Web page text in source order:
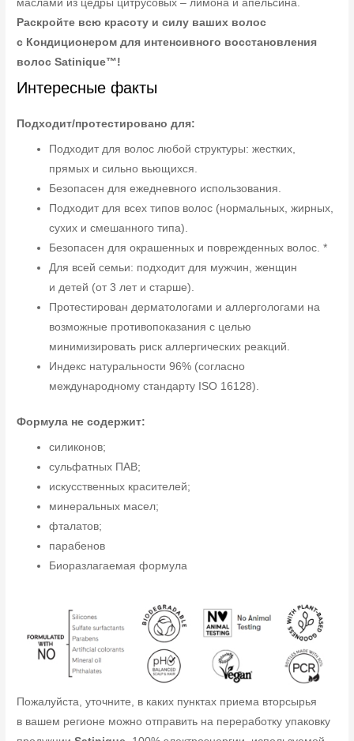
маслами из цедры цитрусовых – лимона и апельсина.
Раскройте всю красоту и силу ваших волос
с Кондиционером для интенсивного восстановления
волос Satinique™!
Интересные факты
Подходит/протестировано для:
Подходит для волос любой структуры: жестких,
прямых и сильно вьющихся.
Безопасен для ежедневного использования.
Подходит для всех типов волос (нормальных, жирных,
сухих и смешанного типа).
Безопасен для окрашенных и поврежденных волос. *
Для всей семьи: подходит для мужчин, женщин
и детей (от 3 лет и старше).
Протестирован дерматологами и аллергологами на
возможные противопоказания с целью
минимизировать риск аллергических реакций.
Индекс натуральности 96% (согласно
международному стандарту ISO 16128).
Формула не содержит:
силиконов;
сульфатных ПАВ;
искусственных красителей;
минеральных масел;
фталатов;
парабенов
Биоразлагаемая формула
Пожалуйста, уточните, в каких пунктах приема вторсырья
в вашем регионе можно отправить на переработку упаковку